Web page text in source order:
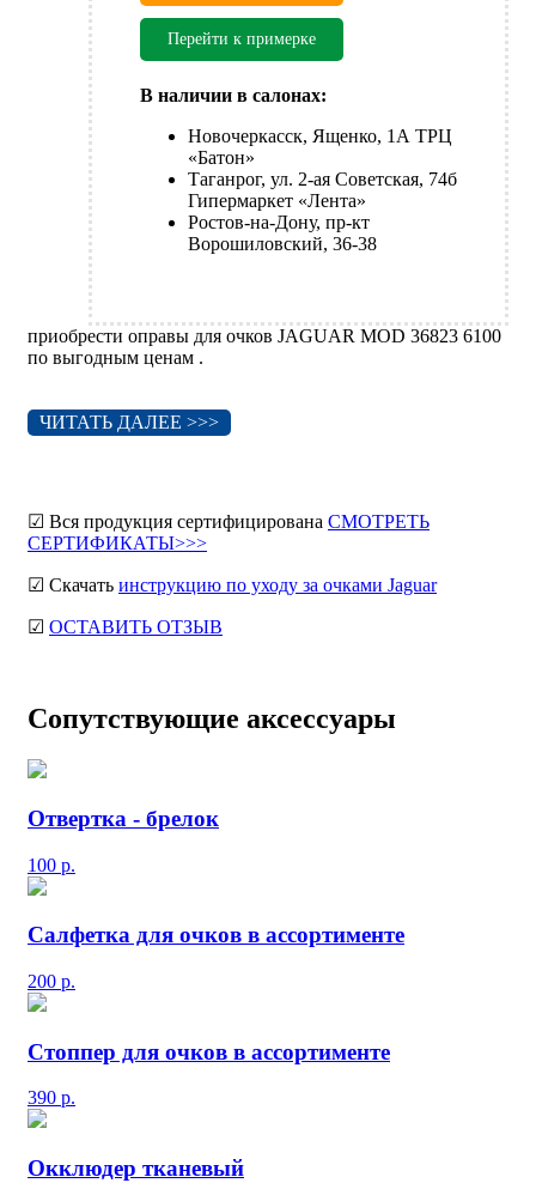
Перейти к примерке
В наличии в салонах:
Новочеркасск, Ященко, 1А ТРЦ
«Батон»
Таганрог, ул. 2-ая Советская, 74б
Гипермаркет «Лента»
Ростов-на-Дону, пр-кт
Ворошиловский, 36-38
приобрести оправы для очков JAGUAR MOD 36823 6100
по выгодным ценам .
ЧИТАТЬ ДАЛЕЕ >>>
☑ Вся продукция сертифицирована СМОТРЕТЬ
СЕРТИФИКАТЫ>>>
☑ Скачать инструкцию по уходу за очками Jaguar
☑ ОСТАВИТЬ ОТЗЫВ
Сопутствующие аксессуары
Отвертка - брелок
100 р.
Салфетка для очков в ассортименте
200 р.
Стоппер для очков в ассортименте
390 р.
Окклюдер тканевый